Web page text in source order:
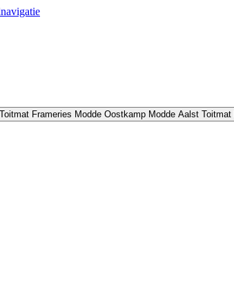
Toitmat Frameries Modde Oostkamp Modde Aalst Toitmat